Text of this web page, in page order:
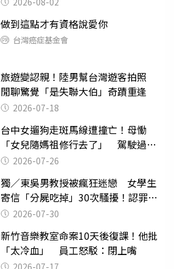
做到這點才有資格說愛你
台灣癌症基金會
旅遊變認親！陸男幫台灣遊客拍照
閒聊驚覺「是失聯大伯」奇蹟重逢
2026-07-18
台中女遛狗走斑馬線遭撞亡！母慟
「女兒隨媽祖修行去了」 駕駛過失
致死判9月
2026-07-26
獨／東吳男教授被瘋狂迷戀 女學生
寄信「分屍吃掉」30次騷擾！認罪免
關 2026-07-30
新竹音樂教室命案10天後復課！他批
「太冷血」 員工怒駁：閉上嘴
2026-07-17